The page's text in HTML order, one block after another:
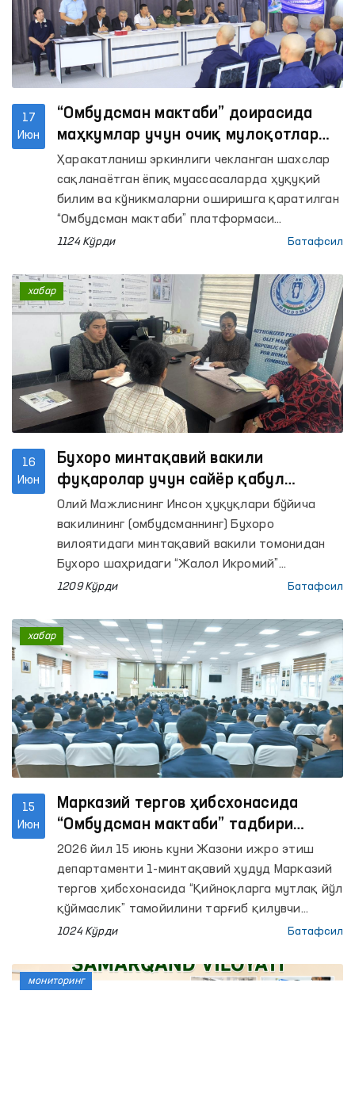
17
Июн
“Омбудсман мактаби” доирасида
маҳкумлар учун очиқ мулоқотлар
ўтказилмоқда
Ҳаракатланиш эркинлиги чекланган шахслар
сақланаётган ёпиқ муассасаларда ҳуқуқий
билим ва кўникмаларни оширишга қаратилган
“Омбудсман мактаби” платформаси
доирасидаги тадбирлар давом этмоқда.
1124 Кўрди Батафсил
16
Июн
Бухоро минтақавий вакили
фуқаролар учун сайёр қабул
ўтказди
Олий Мажлиснинг Инсон ҳуқуқлари бўйича
вакилининг (омбудсманнинг) Бухоро
вилоятидаги минтақавий вакили томонидан
Бухоро шаҳридаги “Жалол Икромий”
маҳалласида фуқаролар мурожаатларини
1209 Кўрди Батафсил
хабар
15
Июн
Марказий тергов ҳибсхонасида
“Омбудсман мактаби” тадбири
ўтказилди
2026 йил 15 июнь куни Жазони ижро этиш
департаменти 1-минтақавий ҳудуд Марказий
тергов ҳибсхонасида “Қийноқларга мутлақ йўл
қўймаслик” тамойилини тарғиб қилувчи
“Омбудсман мактаби” ўтказилди.
1024 Кўрди Батафсил
хабар
мониторинг